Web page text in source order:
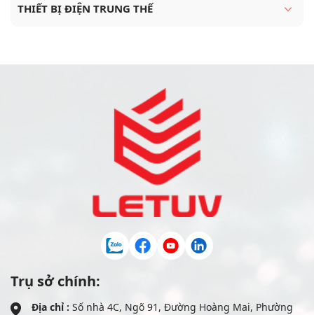
THIẾT BỊ ĐIỆN TRUNG THẾ
Trụ sở chính:
Địa chỉ : Số nhà 4C, Ngõ 91, Đường Hoàng Mai, Phường